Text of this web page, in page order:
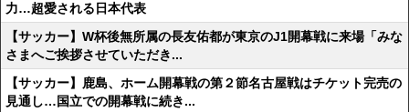
力…超愛される日本代表
【サッカー】W杯後無所属の長友佑都が東京のJ1開幕戦に来場「みな
さまへご挨拶させていただき...
【サッカー】鹿島、ホーム開幕戦の第２節名古屋戦はチケット完売の
見通し…国立での開幕戦に続き...